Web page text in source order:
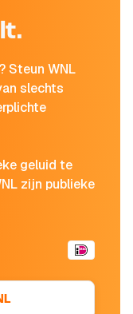
Steun WNL
slechts
geluid te
zijn publieke